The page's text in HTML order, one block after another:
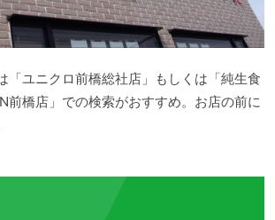
「ユニクロ前橋総社店」もしくは「純生食
前橋店」での検索がおすすめ。お店の前に